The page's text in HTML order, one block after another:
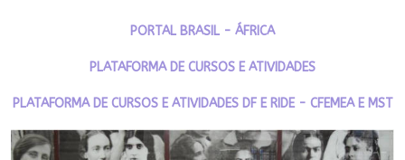
PORTAL BRASIL - ÁFRICA
PLATAFORMA DE CURSOS E ATIVIDADES
PLATAFORMA DE CURSOS E ATIVIDADES DF E RIDE - CFEMEA E MST